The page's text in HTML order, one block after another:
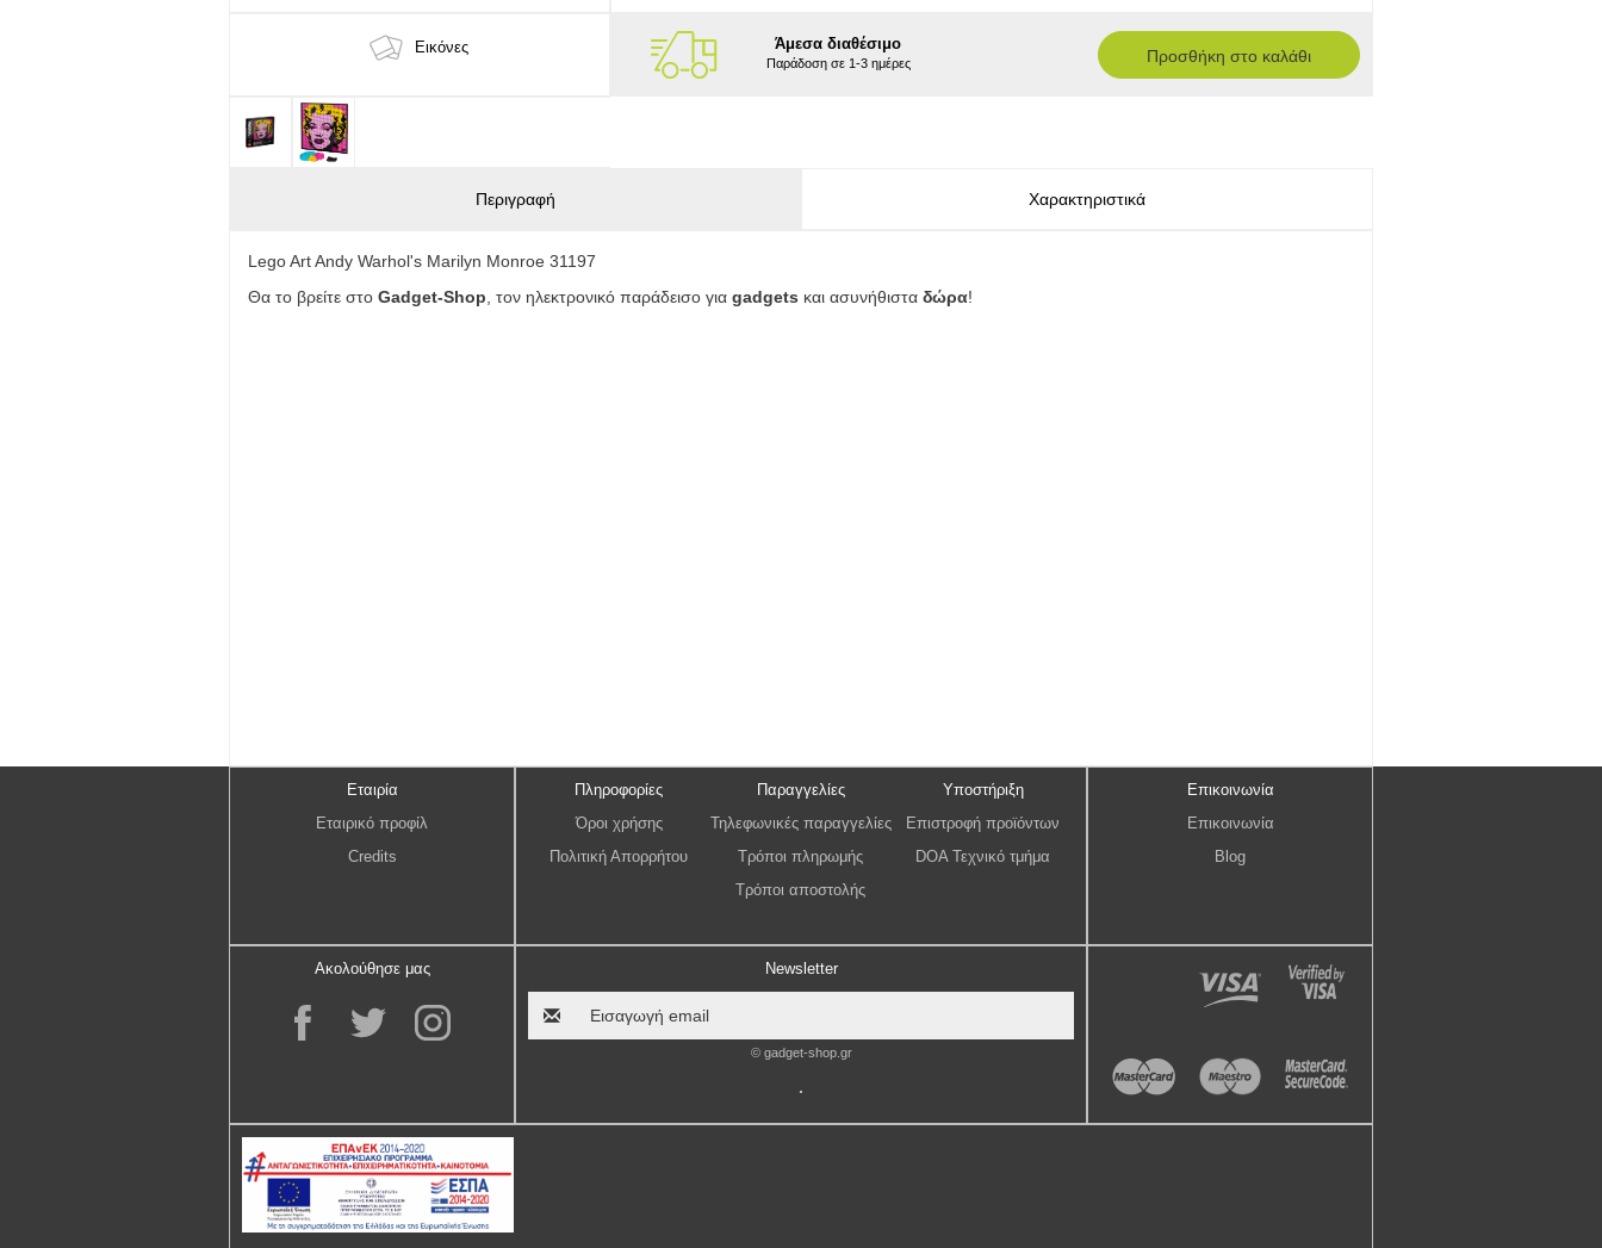
Εικόνες Άμεσα διαθέσιμο
Παράδοση σε 1-3 ημέρες Προσθήκη στο καλάθι
Περιγραφή Χαρακτηριστικά
Lego Art Andy Warhol's Marilyn Monroe 31197
Θα το βρείτε στο Gadget-Shop , τον ηλεκτρονικό παράδεισο για gadgets και ασυνήθιστα δώρα!
Εταιρία
Εταιρικό προφίλ
Credits
Πληροφορίες
Όροι χρήσης
Πολιτική Απορρήτου
Παραγγελίες
Τηλεφωνικές παραγγελίες
Τρόποι πληρωμής
Τρόποι αποστολής
Υποστήριξη
Επιστροφή προϊόντων
DOA Τεχνικό τμήμα
Επικοινωνία
Επικοινωνία
Blog
Ακολούθησε μας Newsletter
© gadget-shop.gr
.